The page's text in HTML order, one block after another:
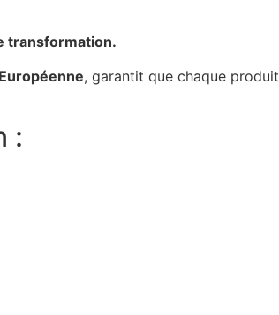
transformation.
, garantit que chaque
: